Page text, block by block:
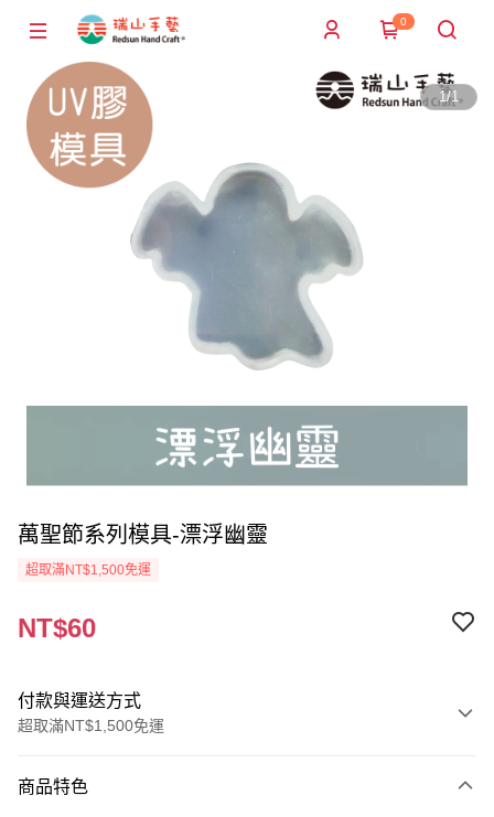
0
1/1
萬聖節系列模具-漂浮幽靈
超取滿NT$1,500免運
NT$60
付款與運送方式
超取滿NT$1,500免運
信用卡一次付款
商品特色